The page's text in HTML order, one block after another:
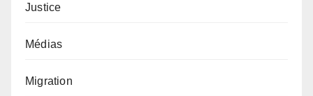
Justice
Médias
Migration